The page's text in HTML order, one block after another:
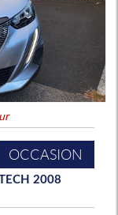
OCCASION
2008